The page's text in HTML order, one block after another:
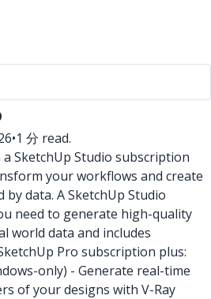
•1 分 read.
SketchUp Studio subscription
your workflows and create
data. A SketchUp Studio
need to generate high-quality
world data and includes
Pro subscription plus:
only) - Generate real-time
of your designs with V-Ray